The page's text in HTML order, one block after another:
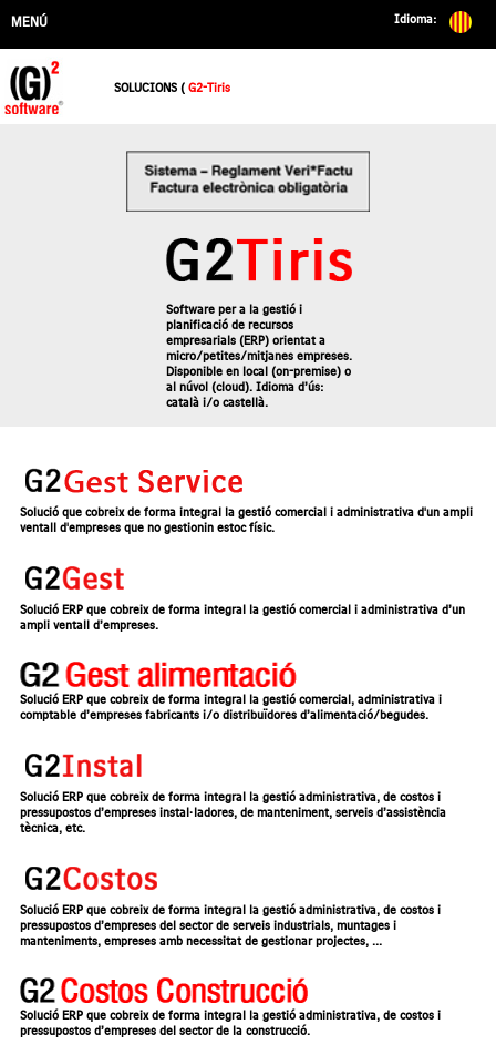
Idioma:
MENÚ
SOLUCIONS ( G2-Tiris
Software per a la gestió i
planificació de recursos
empresarials (ERP) orientat a
micro/petites/mitjanes empreses.
Disponible en local (on-premise) o
al núvol (cloud). Idioma d’ús:
català i/o castellà.
Solució que cobreix de forma integral la gestió comercial i administrativa d'un ampli
ventall d'empreses que no gestionin estoc físic.
Solució ERP que cobreix de forma integral la gestió comercial i administrativa d’un
ampli ventall d’empreses.
Solució ERP que cobreix de forma integral la gestió comercial, administrativa i
comptable d’empreses fabricants i/o distribuïdores d’alimentació/begudes.
Solució ERP que cobreix de forma integral la gestió administrativa, de costos i
pressupostos d’empreses instal·ladores, de manteniment, serveis d’assistència
tècnica, etc.
Solució ERP que cobreix de forma integral la gestió administrativa, de costos i
pressupostos d’empreses del sector de serveis industrials, muntages i
manteniments, empreses amb necessitat de gestionar projectes, ...
Solució ERP que cobreix de forma integral la gestió administrativa, de costos i
pressupostos d’empreses del sector de la construcció.